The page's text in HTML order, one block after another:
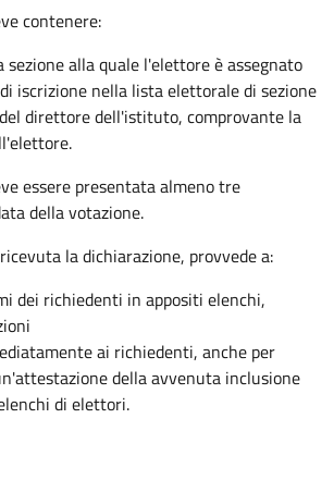
contenere:
sezione alla quale l'elettore è assegnato
iscrizione nella lista elettorale di sezione
direttore dell'istituto, comprovante la
essere presentata almeno tre
della votazione.
la dichiarazione, provvede a:
dei richiedenti in appositi elenchi,
ai richiedenti, anche per
della avvenuta inclusione
di elettori.